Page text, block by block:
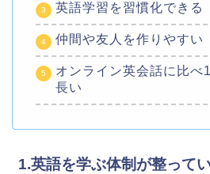
英語学習を習慣化できる
仲間や友人を作りやすい
オンライン英会話に比べ
長い
1.英語を学ぶ体制が整って